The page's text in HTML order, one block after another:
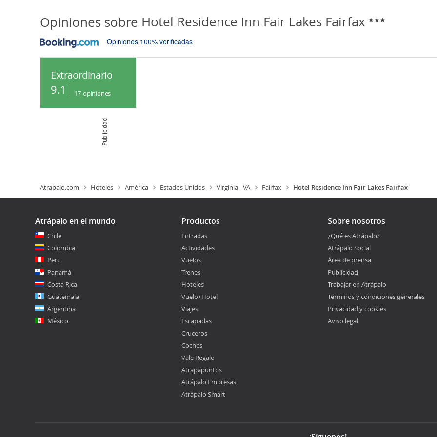
Opiniones sobre Hotel Residence Inn Fair Lakes Fairfax
Opiniones 100% verificadas
Extraordinario
9.1 17 opiniones
Publicidad
Atrapalo.com Hoteles América Estados Unidos Virginia - VA Fairfax Hotel Residence Inn Fair Lakes Fairfax
Atrápalo en el mundo
Chile
Colombia
Perú
Panamá
Costa Rica
Guatemala
Argentina
México
Productos
Entradas
Actividades
Vuelos
Trenes
Hoteles
Vuelo+Hotel
Viajes
Escapadas
Cruceros
Coches
Vale Regalo
Atrapapuntos
Atrápalo Empresas
Atrápalo Smart
Sobre nosotros
¿Qué es Atrápalo?
Atrápalo Social
Área de prensa
Publicidad
Trabajar en Atrápalo
Términos y condiciones generales
Privacidad y cookies
Aviso legal